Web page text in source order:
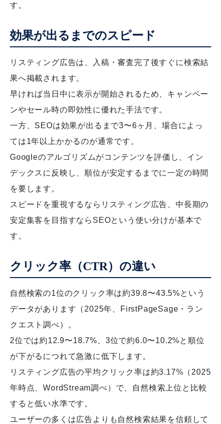
す。
効果が出るまでのスピード
リスティング広告は、入稿・審査完了後すぐに検索結
果へ掲載されます。
早ければ当日中に表示が開始されるため、キャンペー
ンやセール時の即効性に優れた手法です。
一方、SEOは効果が出るまで3〜6ヶ月、場合によっ
ては1年以上かかるのが通常です。
Googleのアルゴリズムがコンテンツを評価し、イン
デックスに反映し、順位が安定するまでに一定の時間
を要します。
スピードを重視するならリスティング広告、中長期の
安定集客を目指すならSEOという使い分けが基本で
す。
クリック率（CTR）の違い
自然検索の1位のクリック率は約39.8〜43.5%という
データがあります（2025年、FirstPageSage・ラン
クエスト調べ）。
2位では約12.9〜18.7%、3位で約6.0〜10.2%と順位
が下がるにつれて急激に低下します。
リスティング広告の平均クリック率は約3.17%（2025
年時点、WordStream調べ）で、自然検索上位と比較
すると低い水準です。
ユーザーの多くは広告よりも自然検索結果を信頼して